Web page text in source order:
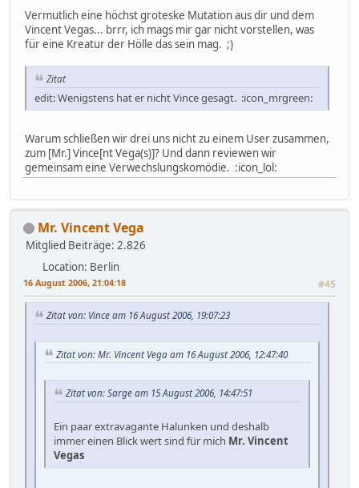
Vermutlich eine höchst groteske Mutation aus dir und dem
Vincent Vegas... brrr, ich mags mir gar nicht vorstellen, was
für eine Kreatur der Hölle das sein mag. ;)
Zitat
edit: Wenigstens hat er nicht Vince gesagt. :icon_mrgreen:
Warum schließen wir drei uns nicht zu einem User zusammen,
zum [Mr.] Vince[nt Vega(s)]? Und dann reviewen wir
gemeinsam eine Verwechslungskomödie. :icon_lol:
Mr. Vincent Vega
Mitglied Beiträge: 2.826
Location: Berlin
16 August 2006, 21:04:18 #45
Zitat von: Vince am 16 August 2006, 19:07:23
Zitat von: Mr. Vincent Vega am 16 August 2006, 12:47:40
Zitat von: Sarge am 15 August 2006, 14:47:51
Ein paar extravagante Halunken und deshalb
immer einen Blick wert sind für mich Mr. Vincent
Vegas